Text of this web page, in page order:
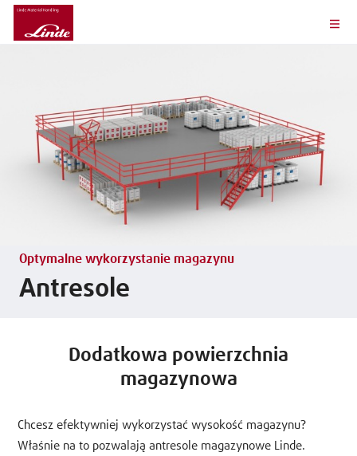
Optymalne wykorzystanie magazynu
Antresole
Dodatkowa powierzchnia
magazynowa
Chcesz efektywniej wykorzystać wysokość magazynu?
Właśnie na to pozwalają antresole magazynowe Linde.